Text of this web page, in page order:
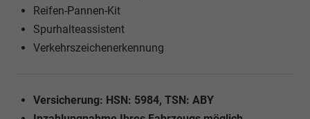
Reifen-Pannen-Kit
Spurhalteassistent
Verkehrszeichenerkennung
Versicherung: HSN: 5984, TSN: ABY